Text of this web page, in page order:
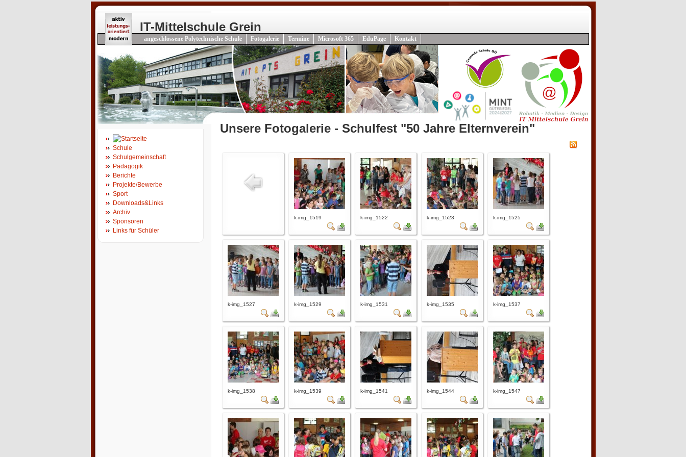
IT-Mittelschule Grein
angeschlossene Polytechnische Schule Fotogalerie Termine Microsoft 365 EduPage Kontakt
Schule
Schulgemeinschaft
Pädagogik
Berichte
Projekte/Bewerbe
Sport
Downloads&Links
Archiv
Sponsoren
Links für Schüler
Unsere Fotogalerie - Schulfest "50 Jahre Elternverein"
k-img_1519 k-img_1522 k-img_1523 k-img_1525
k-img_1527 k-img_1529 k-img_1531 k-img_1535 k-img_1537
k-img_1538 k-img_1539 k-img_1541 k-img_1544 k-img_1547